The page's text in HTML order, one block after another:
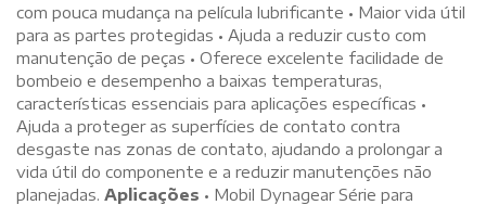
com pouca mudança na película lubrificante • Maior vida útil
para as partes protegidas • Ajuda a reduzir custo com
manutenção de peças • Oferece excelente facilidade de
bombeio e desempenho a baixas temperaturas,
características essenciais para aplicações específicas •
Ajuda a proteger as superfícies de contato contra
desgaste nas zonas de contato, ajudando a prolongar a
vida útil do componente e a reduzir manutenções não
planejadas. Aplicações • Mobil Dynagear Série para